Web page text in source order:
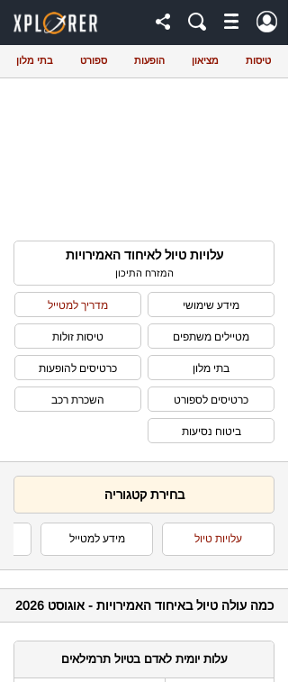
טיסות מציאון הופעות ספורט בתי מלון
עלויות טיול לאיחוד האמירויות
המזרח התיכון
מידע שימושי מדריך למטייל
מטיילים משתפים טיסות זולות
בתי מלון כרטיסים להופעות
כרטיסים לספורט השכרת רכב
ביטוח נסיעות
בחירת קטגוריה
עלויות טיול מידע למטייל
כמה עולה טיול באיחוד האמירויות - אוגוסט 2026
עלות יומית לאדם בטיול תרמילאים